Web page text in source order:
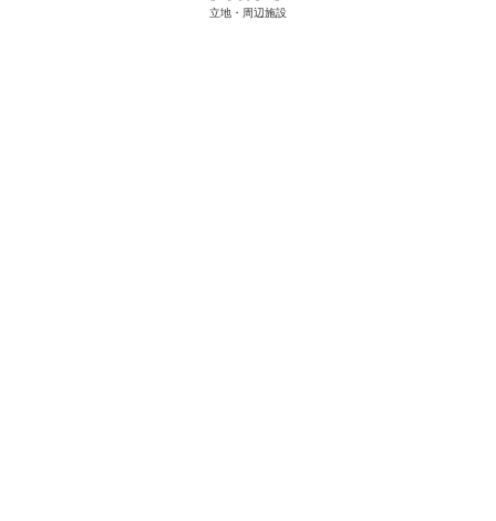
立地・周辺施設